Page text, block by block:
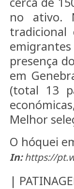
no ativo.
tradicional
presença
em
(total 13
Melhor
O hóquei
In:https://
|